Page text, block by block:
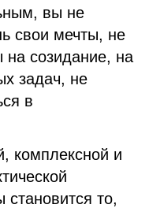
вы не
свои мечты, не
на созидание, на
задач, не
в
комплексной и
становится то,